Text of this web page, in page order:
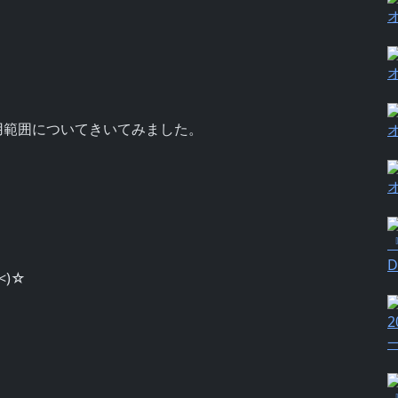
囲についてきいてみました。